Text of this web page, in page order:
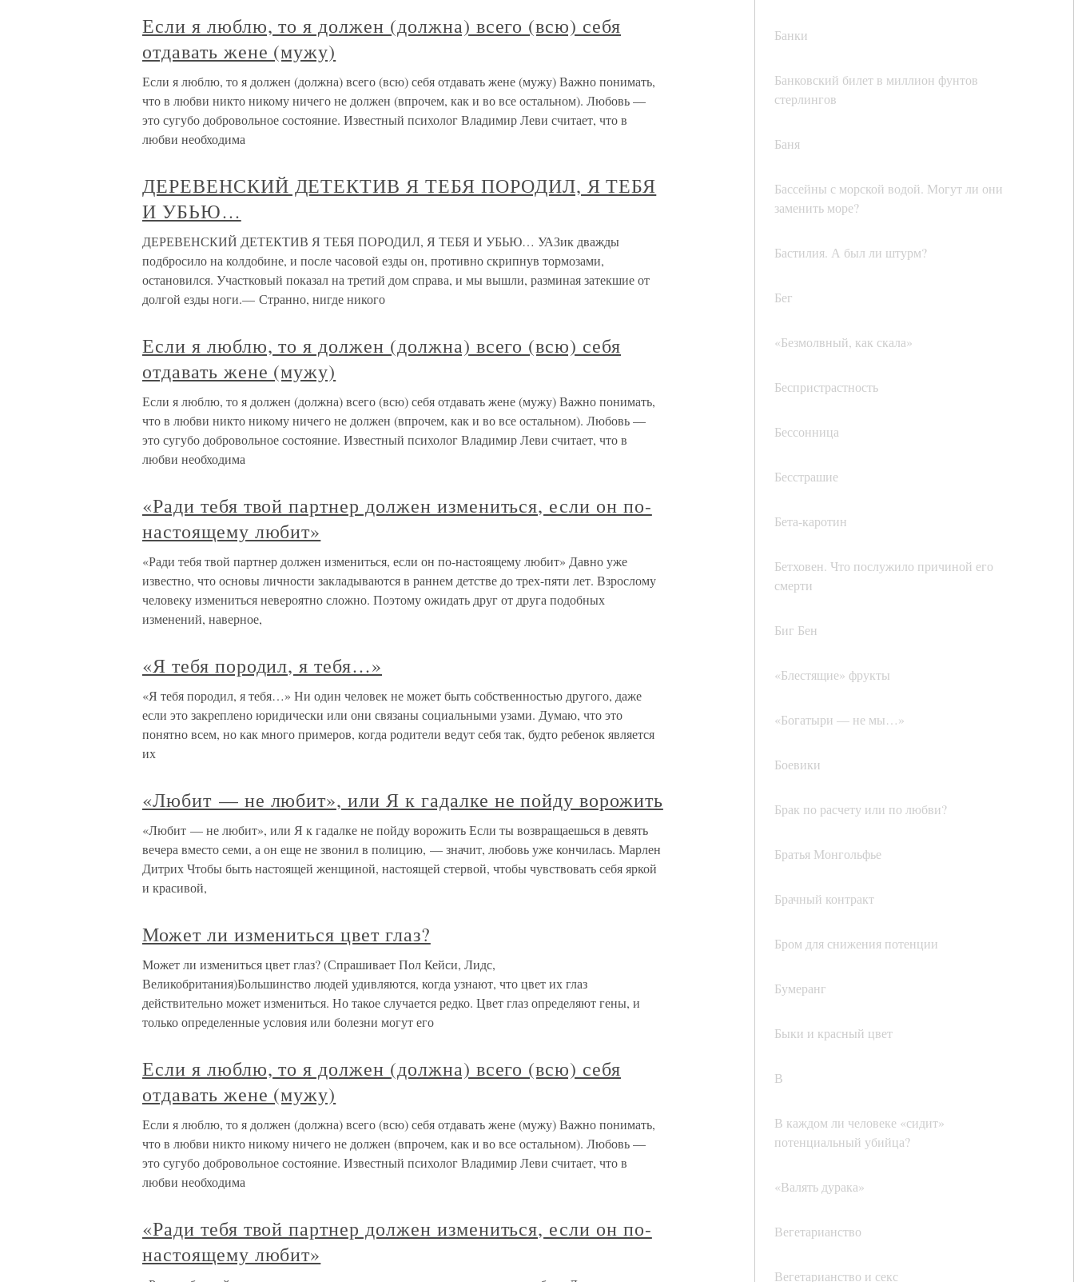
Банки
Банковский билет в миллион фунтов
стерлингов
Баня
Бассейны с морской водой. Могут ли они
заменить море?
Бастилия. А был ли штурм?
Бег
«Безмолвный, как скала»
Беспристрастность
Бессонница
Бесстрашие
Бета-каротин
Бетховен. Что послужило причиной его
смерти
Биг Бен
«Блестящие» фрукты
«Богатыри — не мы…»
Боевики
Брак по расчету или по любви?
Братья Монгольфье
Брачный контракт
Бром для снижения потенции
Бумеранг
Быки и красный цвет
В
В каждом ли человеке «сидит»
потенциальный убийца?
«Валять дурака»
Вегетарианство
Вегетарианство и секс
Если я люблю, то я должен (должна) всего (всю) себя
отдавать жене (мужу)
Если я люблю, то я должен (должна) всего (всю) себя отдавать жене (мужу) Важно понимать,
что в любви никто никому ничего не должен (впрочем, как и во все остальном). Любовь —
это сугубо добровольное состояние. Известный психолог Владимир Леви считает, что в
любви необходима
ДЕРЕВЕНСКИЙ ДЕТЕКТИВ Я ТЕБЯ ПОРОДИЛ, Я ТЕБЯ
И УБЬЮ…
ДЕРЕВЕНСКИЙ ДЕТЕКТИВ Я ТЕБЯ ПОРОДИЛ, Я ТЕБЯ И УБЬЮ… УАЗик дважды
подбросило на колдобине, и после часовой езды он, противно скрипнув тормозами,
остановился. Участковый показал на третий дом справа, и мы вышли, разминая затекшие от
долгой езды ноги.— Странно, нигде никого
Если я люблю, то я должен (должна) всего (всю) себя
отдавать жене (мужу)
Если я люблю, то я должен (должна) всего (всю) себя отдавать жене (мужу) Важно понимать,
что в любви никто никому ничего не должен (впрочем, как и во все остальном). Любовь —
это сугубо добровольное состояние. Известный психолог Владимир Леви считает, что в
любви необходима
«Ради тебя твой партнер должен измениться, если он по-
настоящему любит»
«Ради тебя твой партнер должен измениться, если он по-настоящему любит» Давно уже
известно, что основы личности закладываются в раннем детстве до трех-пяти лет. Взрослому
человеку измениться невероятно сложно. Поэтому ожидать друг от друга подобных
изменений, наверное,
«Я тебя породил, я тебя…»
«Я тебя породил, я тебя…» Ни один человек не может быть собственностью другого, даже
если это закреплено юридически или они связаны социальными узами. Думаю, что это
понятно всем, но как много примеров, когда родители ведут себя так, будто ребенок является
их
«Любит — не любит», или Я к гадалке не пойду ворожить
«Любит — не любит», или Я к гадалке не пойду ворожить Если ты возвращаешься в девять
вечера вместо семи, а он еще не звонил в полицию, — значит, любовь уже кончилась. Марлен
Дитрих Чтобы быть настоящей женщиной, настоящей стервой, чтобы чувствовать себя яркой
и красивой,
Может ли измениться цвет глаз?
Может ли измениться цвет глаз? (Спрашивает Пол Кейси, Лидс,
Великобритания)Большинство людей удивляются, когда узнают, что цвет их глаз
действительно может измениться. Но такое случается редко. Цвет глаз определяют гены, и
только определенные условия или болезни могут его
Если я люблю, то я должен (должна) всего (всю) себя
отдавать жене (мужу)
Если я люблю, то я должен (должна) всего (всю) себя отдавать жене (мужу) Важно понимать,
что в любви никто никому ничего не должен (впрочем, как и во все остальном). Любовь —
это сугубо добровольное состояние. Известный психолог Владимир Леви считает, что в
любви необходима
«Ради тебя твой партнер должен измениться, если он по-
настоящему любит»